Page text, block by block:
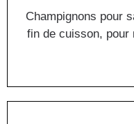
Champignons pour
fin de cuisson, pour